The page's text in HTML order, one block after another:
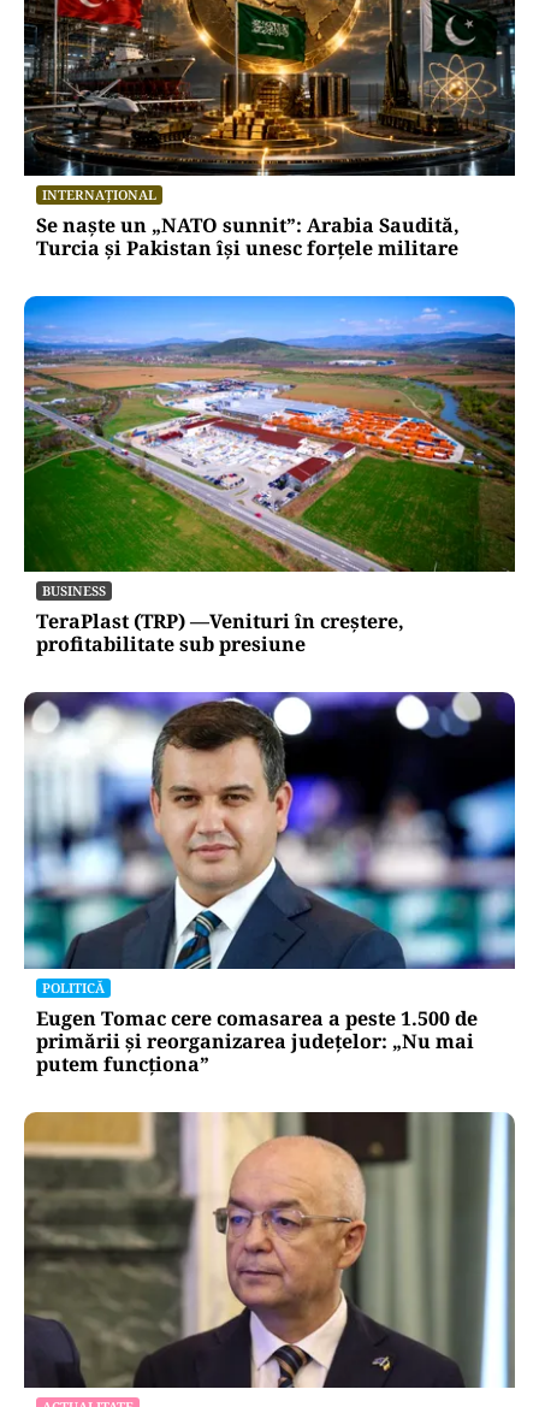
ACTUALITATE
e-Terra revine săptămâna viitoare, după
aproape o lună de blocaj. Cum vor fi reluate
operațiunile
INTERNAȚIONAL
Se naște un „NATO sunnit”: Arabia Saudită,
Turcia și Pakistan își unesc forțele militare
BUSINESS
TeraPlast (TRP) —Venituri în creștere,
profitabilitate sub presiune
POLITICĂ
Eugen Tomac cere comasarea a peste 1.500 de
primării și reorganizarea județelor: „Nu mai